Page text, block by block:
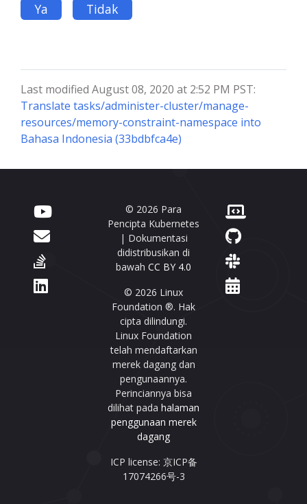
Ya Tidak
Last modified August 08, 2020 at 2:52 PM PST:
Translate tasks/administer-cluster/manage-
resources/memory-constraint-namespace into
Bahasa Indonesia (33bdbfca4e)
© 2026 Para
Pencipta Kubernetes
| Dokumentasi
didistribusikan di
bawah CC BY 4.0
© 2026 Linux
Foundation ®. Hak
cipta dilindungi.
Linux Foundation
telah mendaftarkan
merek dagang dan
pengunaannya.
Perinciannya bisa
dilihat pada halaman
penggunaan merek
dagang
ICP license: 京ICP备
17074266号-3